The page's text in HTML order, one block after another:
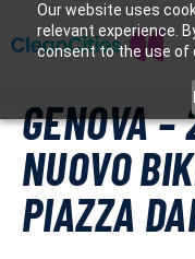
Our website uses
relevant experience.
consent to the use of
GENOVA
NUOVO
PIAZZA